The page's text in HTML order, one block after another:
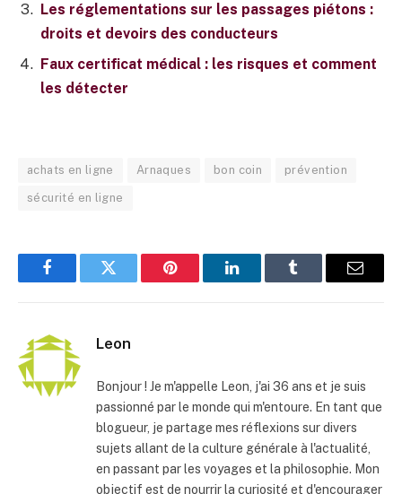
Les réglementations sur les passages piétons :
droits et devoirs des conducteurs
Faux certificat médical : les risques et comment
les détecter
achats en ligne Arnaques bon coin prévention
sécurité en ligne
FacebookTwitter Pinterest LinkedInTumblr
E-
Leon
Bonjour ! Je m'appelle Leon, j'ai 36 ans et je suis
passionné par le monde qui m'entoure. En tant que
blogueur, je partage mes réflexions sur divers
sujets allant de la culture générale à l'actualité,
en passant par les voyages et la philosophie. Mon
objectif est de nourrir la curiosité et d'encourager